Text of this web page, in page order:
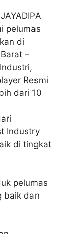
pelumas
di
–
Resmi
dari 10
Industry
di tingkat
pelumas
baik dan